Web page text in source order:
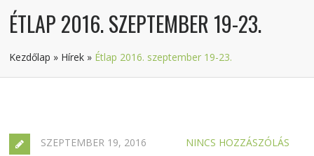
ÉTLAP 2016. SZEPTEMBER 19-23.
Kezdőlap » Hírek » Étlap 2016. szeptember 19-23.
SZEPTEMBER 19, 2016 NINCS HOZZÁSZÓLÁS